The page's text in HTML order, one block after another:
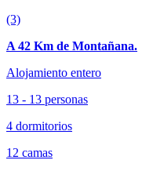
(3)
A 42 Km de Montañana.
Alojamiento entero
13 - 13 personas
4 dormitorios
12 camas